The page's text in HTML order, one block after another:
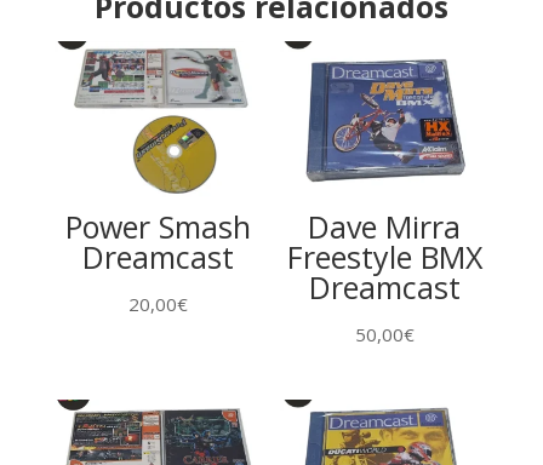
Power Smash
Dreamcast
20,00€
Dave Mirra
Freestyle BMX
Dreamcast
50,00€